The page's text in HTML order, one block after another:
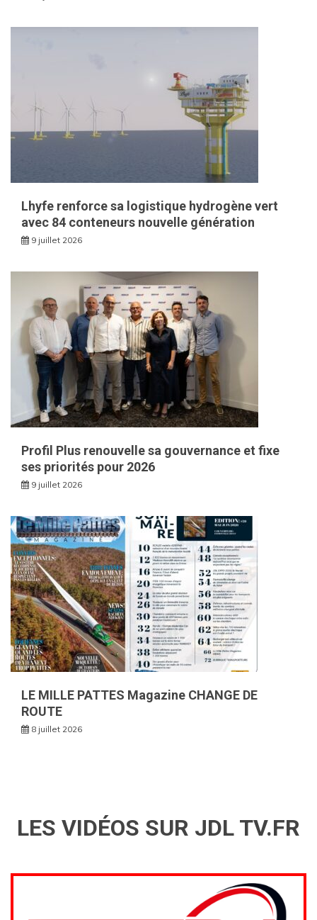
Lhyfe renforce sa logistique hydrogène vert
avec 84 conteneurs nouvelle génération
9 juillet 2026
Profil Plus renouvelle sa gouvernance et fixe
ses priorités pour 2026
9 juillet 2026
LE MILLE PATTES Magazine CHANGE DE
ROUTE
8 juillet 2026
LES VIDÉOS SUR JDL TV.FR